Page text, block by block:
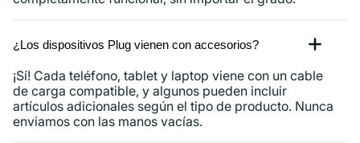
¿Los dispositivos Plug vienen con accesorios?
¡Sí! Cada teléfono, tablet y laptop viene con un cable
de carga compatible, y algunos pueden incluir
artículos adicionales según el tipo de producto. Nunca
enviamos con las manos vacías.